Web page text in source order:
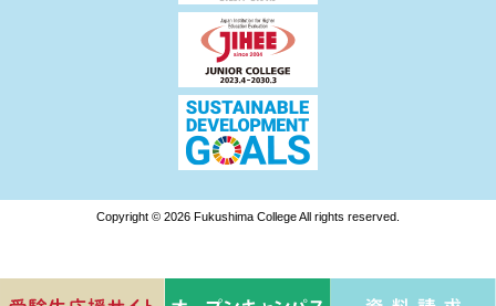
Copyright © 2026 Fukushima College All rights reserved.